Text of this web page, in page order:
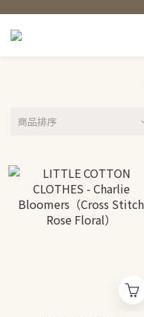
商品排序